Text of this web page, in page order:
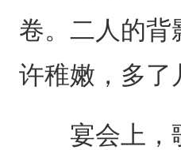
卷。二人的背
许稚嫩，多了
宴会上，歌